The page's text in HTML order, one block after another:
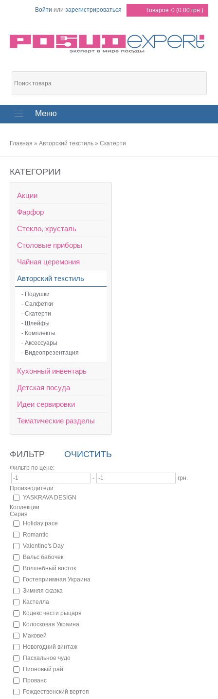
Товаров: 0 (0.00 грн.)
Войти или зарегистрироваться
Меню
Главная » Авторский текстиль » Скатерти
КАТЕГОРИИ
Акции
Фарфор
Стекло, хрусталь
Столовые приборы
Чайная церемония
Авторский текстиль
- Подушки
- Салфетки
- Скатерти
- Шлейфы
- Комплекты
- Аксессуары
- Видеопрезентация
Кухонный инвентарь
Детская посуда
Идеи сервировки
Тематические разделы
ФИЛЬТР ОЧИСТИТЬ
Фильтр по цене:
-
грн.
Производители:
YASKRAVA DESIGN
Коллекции
Серия
Holiday pace
Romantic
Valentine's Day
Вальс бабочек
Волшебный восток
Гостеприимная Украина
Зимняя сказка
Кастелла
Кодекс чести рыцаря
Колосковая Украина
Маковей
Новогодний винтаж
Пасхальное чудо
Пионовый рай
Прованс
Рождественский вертеп